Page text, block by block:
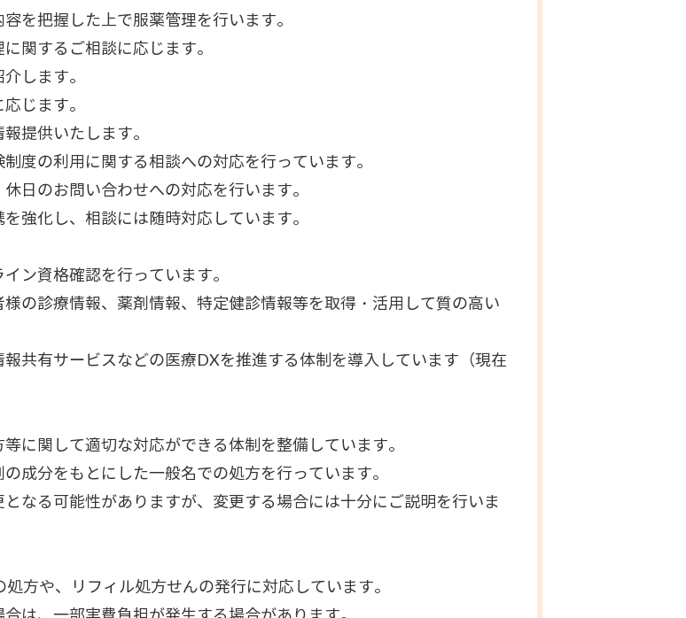
を把握した上で服薬管理を行います。
関するご相談に応じます。
します。
じます。
提供いたします。
度の利用に関する相談への対応を行っています。
日のお問い合わせへの対応を行います。
強化し、相談には随時対応しています。
ン資格確認を行っています。
の診療情報、薬剤情報、特定健診情報等を取得・活用して質の高い
共有サービスなどの医療DXを推進する体制を導入しています（現在
に関して適切な対応ができる体制を整備しています。
成分をもとにした一般名での処方を行っています。
なる可能性がありますが、変更する場合には十分にご説明を行いま
方や、リフィル処方せんの発行に対応しています。